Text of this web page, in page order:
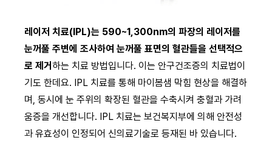
레이저 치료(IPL)는 590~1,300nm의 파장의 레이저를
눈꺼풀 주변에 조사하여 눈꺼풀 표면의 혈관들을 선택적으
로 제거 하는 치료 방법입니다. 이는 안구건조증의 치료법이
기도 한데요. IPL 치료를 통해 마이봄샘 막힘 현상을 해결하
며, 동시에 눈 주위의 확장된 혈관을 수축시켜 충혈과 가려
움증을 개선합니다. IPL 치료는 보건복지부에 의해 안전성
과 유효성이 인정되어 신의료기술로 등재된 바 있습니다.